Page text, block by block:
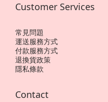
Customer Services
常見問題
運送服務方式
付款服務方式
退換貨政策
隱私條款
Contact